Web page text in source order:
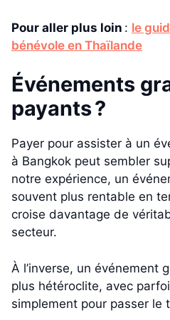
Pour aller plus loin : le
bénévole en Thaïlande
Événements
payants ?
Payer pour assister à un
à Bangkok peut sembler
notre expérience, un
souvent plus rentable en
croise davantage de
secteur.
À l’inverse, un événement
plus hétéroclite, avec
simplement pour passer le